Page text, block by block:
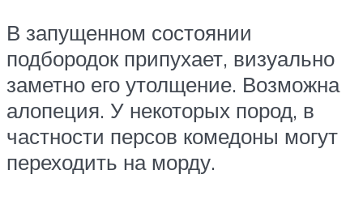
В запущенном состоянии
подбородок припухает, визуально
заметно его утолщение. Возможна
алопеция. У некоторых пород, в
частности персов комедоны могут
переходить на морду.